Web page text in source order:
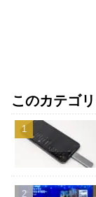
このカテゴ